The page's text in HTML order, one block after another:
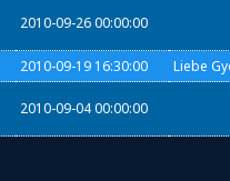
2010-09-26 00:00:00
2010-09-19 16:30:00
Liebe
2010-09-04 00:00:00